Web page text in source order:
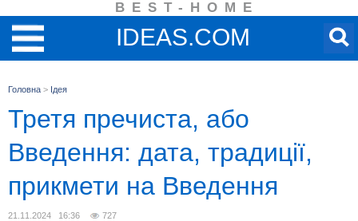
BEST-HOME
IDEAS.COM
Головна > Ідея
Третя пречиста, або
Введення: дата, традиції,
прикмети на Введення
21.11.2024 16:36 727